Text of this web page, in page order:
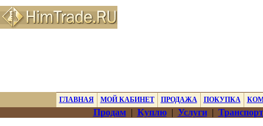
ГЛАВНАЯ МОЙ КАБИНЕТ ПРОДАЖА ПОКУПКА
Продам| Куплю| Услуги|